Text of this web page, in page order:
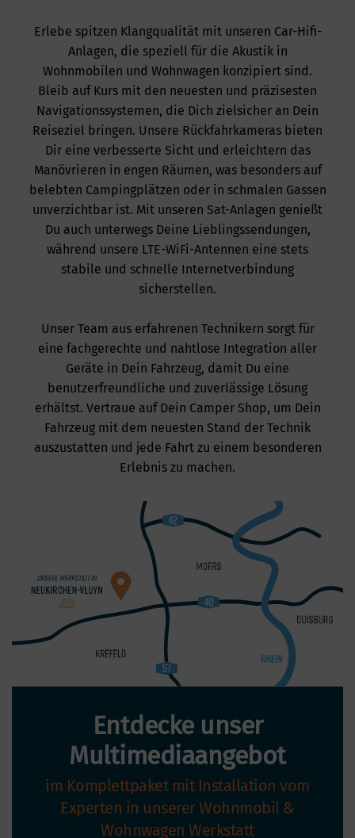
Erlebe spitzen Klangqualität mit unseren Car-Hifi-
Anlagen, die speziell für die Akustik in
Wohnmobilen und Wohnwagen konzipiert sind.
Bleib auf Kurs mit den neuesten und präzisesten
Navigationssystemen, die Dich zielsicher an Dein
Reiseziel bringen. Unsere Rückfahrkameras bieten
Dir eine verbesserte Sicht und erleichtern das
Manövrieren in engen Räumen, was besonders auf
belebten Campingplätzen oder in schmalen Gassen
unverzichtbar ist. Mit unseren Sat-Anlagen genießt
Du auch unterwegs Deine Lieblingssendungen,
während unsere LTE-WiFi-Antennen eine stets
stabile und schnelle Internetverbindung
sicherstellen.
Unser Team aus erfahrenen Technikern sorgt für
eine fachgerechte und nahtlose Integration aller
Geräte in Dein Fahrzeug, damit Du eine
benutzerfreundliche und zuverlässige Lösung
erhältst. Vertraue auf Dein Camper Shop, um Dein
Fahrzeug mit dem neuesten Stand der Technik
auszustatten und jede Fahrt zu einem besonderen
Erlebnis zu machen.
Entdecke unser
Multimediaangebot
im Komplettpaket mit Installation vom
Experten in unserer Wohnmobil &
Wohnwagen Werkstatt